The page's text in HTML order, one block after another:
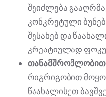
შეიძლება
კონკრეტული
შესახებ და
კრეატიულად
რიგრიგობით
წაახალისეთ